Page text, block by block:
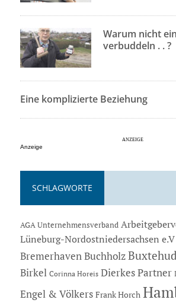
Warum nicht
verbuddeln . . ?
Eine komplizierte Beziehung
Anzeige
SCHLAGWORTE
AGA Unternehmensverband
Lüneburg-Nordostniedersachsen e.V
Bremerhaven Buchholz
Birkel Corinna Horeis Dierkes Partner
Engel & Völkers Frank Horch